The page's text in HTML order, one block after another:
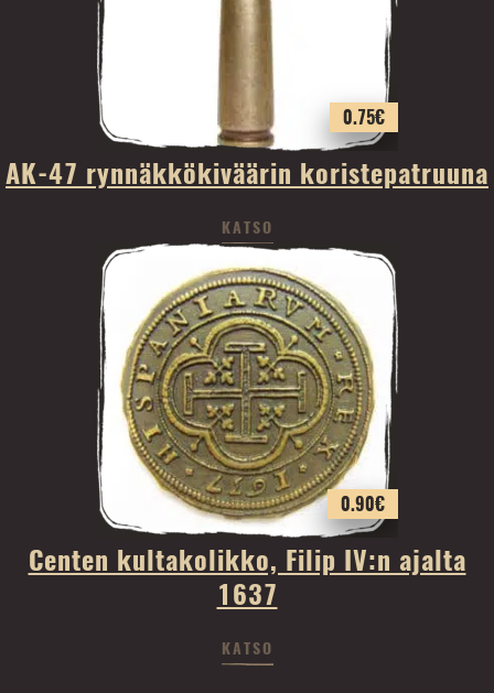
0.75€
AK-47 rynnäkkökiväärin koristepatruuna
KATSO
0.90€
Centen kultakolikko, Filip IV:n ajalta
1637
KATSO